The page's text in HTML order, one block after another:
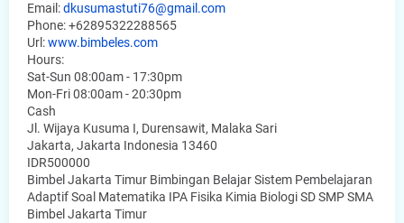
Email:dkusumastuti76@gmail.com
Phone:+62895322288565
Url:www.bimbeles.com
Hours:
Sat-Sun 08:00am - 17:30pm
Mon-Fri 08:00am - 20:30pm
Cash
Jl. Wijaya Kusuma I, Durensawit, Malaka Sari
Jakarta, Jakarta Indonesia 13460
IDR500000
Bimbel Jakarta Timur Bimbingan Belajar Sistem Pembelajaran
Adaptif Soal Matematika IPA Fisika Kimia Biologi SD SMP SMA
Bimbel Jakarta Timur